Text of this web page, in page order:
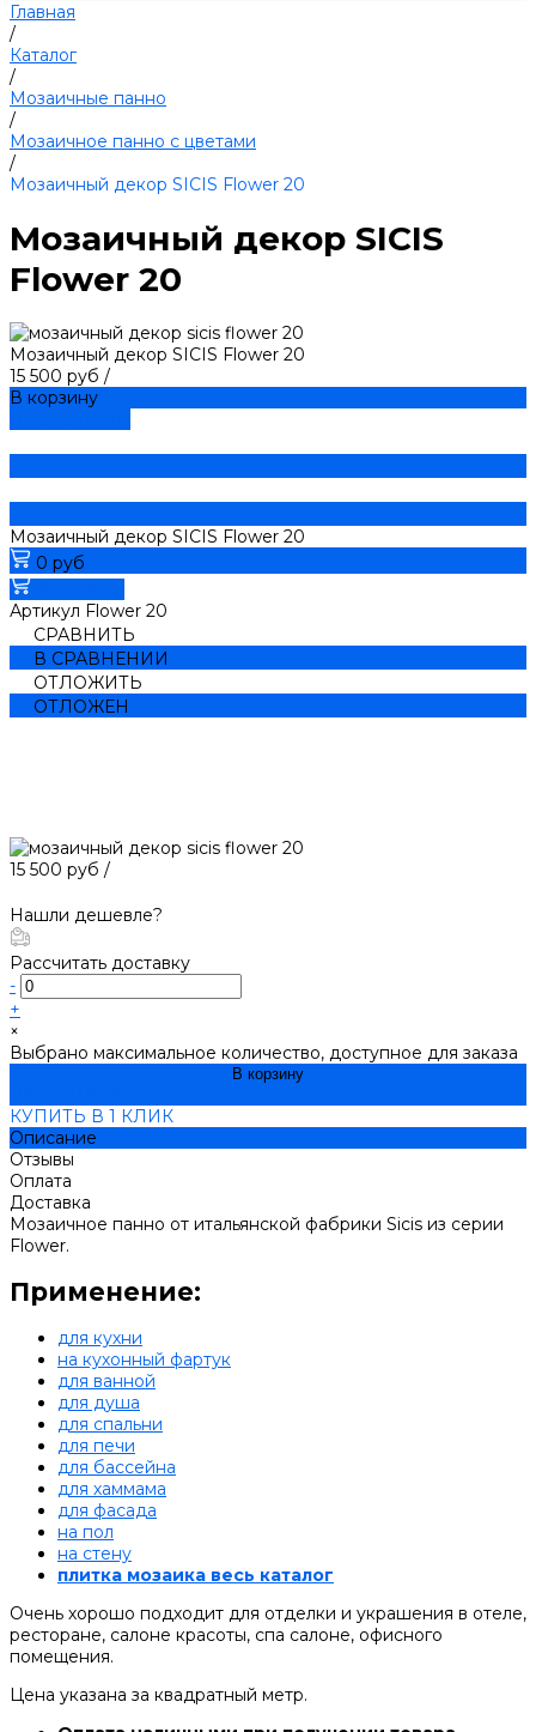
Главная
/
Каталог
/
Мозаичные панно
/
Мозаичное панно с цветами
/
Мозаичный декор SICIS Flower 20
Мозаичный декор SICIS
Flower 20
Мозаичный декор SICIS Flower 20
15 500 руб /
В корзину
Мозаичный декор SICIS Flower 20
0 руб
Артикул Flower 20
СРАВНИТЬ
В СРАВНЕНИИ
ОТЛОЖИТЬ
ОТЛОЖЕН
15 500 руб /
Нашли дешевле?
Рассчитать доставку
-
+
×
Выбрано максимальное количество, доступное для заказа
В корзину
КУПИТЬ В 1 КЛИК
Описание
Отзывы
Оплата
Доставка
Мозаичное панно от итальянской фабрики Sicis из серии
Flower.
Применение:
для кухни
на кухонный фартук
для ванной
для душа
для спальни
для печи
для бассейна
для хаммама
для фасада
на пол
на стену
плитка мозаика весь каталог
Очень хорошо подходит для отделки и украшения в отеле,
ресторане, салоне красоты, спа салоне, офисного
помещения.
Цена указана за квадратный метр.